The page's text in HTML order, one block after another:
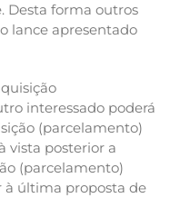
Desta forma outros
lance apresentado
interessado poderá
(parcelamento)
vista posterior a
(parcelamento)
à última proposta de